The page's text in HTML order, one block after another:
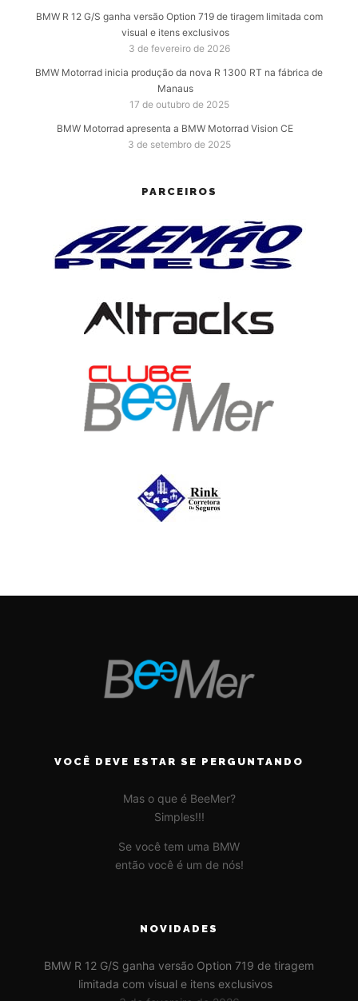
BMW R 12 G/S ganha versão Option 719 de tiragem limitada com
visual e itens exclusivos
3 de fevereiro de 2026
BMW Motorrad inicia produção da nova R 1300 RT na fábrica de
Manaus
17 de outubro de 2025
BMW Motorrad apresenta a BMW Motorrad Vision CE
3 de setembro de 2025
PARCEIROS
VOCÊ DEVE ESTAR SE PERGUNTANDO
Mas o que é BeeMer?
Simples!!!
Se você tem uma BMW
então você é um de nós!
NOVIDADES
BMW R 12 G/S ganha versão Option 719 de tiragem
limitada com visual e itens exclusivos